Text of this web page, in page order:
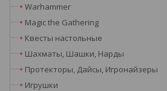
Warhammer
Magic the Gathering
Квесты настольные
Шахматы, Шашки, Нарды
Протекторы, Дайсы, Игронайзеры
Игрушки